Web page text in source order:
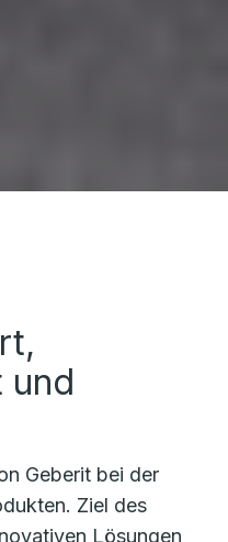
und
Geberit bei der
Ziel des
Lösungen